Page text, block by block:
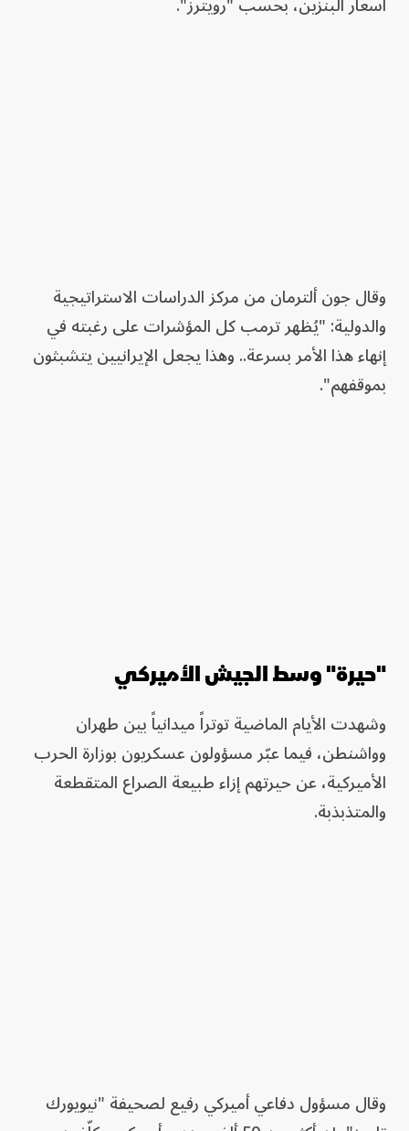
وقال جون ألترمان من مركز الدراسات الاستراتيجية
والدولية: "يُظهر ترمب كل المؤشرات على رغبته في
إنهاء هذا الأمر بسرعة.. وهذا يجعل الإيرانيين يتشبثون
بموقفهم".
"حيرة" وسط الجيش الأميركي
وشهدت الأيام الماضية توتراً ميدانياً بين طهران
وواشنطن، فيما عبّر مسؤولون عسكريون بوزارة الحرب
الأميركية، عن حيرتهم إزاء طبيعة الصراع المتقطعة
والمتذبذبة.
وقال مسؤول دفاعي أميركي رفيع لصحيفة "نيويورك